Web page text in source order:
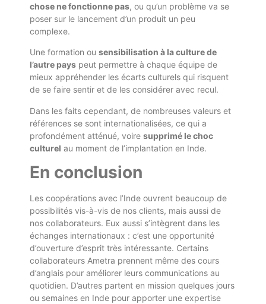
chose ne fonctionne pas, ou qu’un problème va se
poser sur le lancement d’un produit un peu
complexe.
Une formation ou sensibilisation à la culture de
l’autre pays peut permettre à chaque équipe de
mieux appréhender les écarts culturels qui risquent
de se faire sentir et de les considérer avec recul.
Dans les faits cependant, de nombreuses valeurs et
références se sont internationalisées, ce qui a
profondément atténué, voire supprimé le choc
culturel au moment de l’implantation en Inde.
En conclusion
Les coopérations avec l’Inde ouvrent beaucoup de
possibilités vis-à-vis de nos clients, mais aussi de
nos collaborateurs. Eux aussi s’intègrent dans les
échanges internationaux : c’est une opportunité
d’ouverture d’esprit très intéressante. Certains
collaborateurs Ametra prennent même des cours
d’anglais pour améliorer leurs communications au
quotidien. D’autres partent en mission quelques jours
ou semaines en Inde pour apporter une expertise